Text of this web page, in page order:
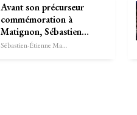
Avant son précurseur
commémoration à
Matignon, Sébastien…
Sébastien-Étienne Marechal